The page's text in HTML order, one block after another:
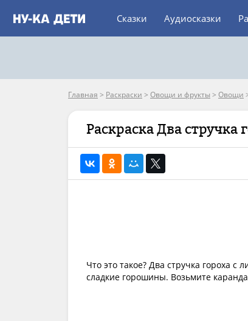
Сказки Аудиосказки
Главная > Раскраски > Овощи и фрукты > Овощи
Раскраска Два стручка
Что это такое? Два стручка гороха
сладкие горошины. Возьмите